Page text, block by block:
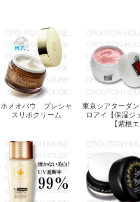
ホメオバウ プレシャ
スリポクリーム
東京シアターダ
ロアイ【保湿ジ
【紫根